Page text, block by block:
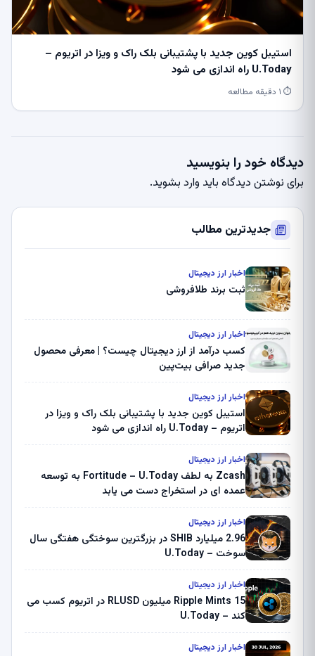
استیبل کوین جدید با پشتیبانی بلک راک و ویزا در اتریوم –
U.Today راه اندازی می شود
⏱ ۱ دقیقه مطالعه
دیدگاه خود را بنویسید
برای نوشتن دیدگاه باید وارد بشوید.
جدیدترین مطالب
اخبار ارز دیجیتال
ثبت برند طلافروشی
اخبار ارز دیجیتال
کسب درآمد از ارز دیجیتال چیست؟ | معرفی محصول
جدید صرافی بیت‌پین
اخبار ارز دیجیتال
استیبل کوین جدید با پشتیبانی بلک راک و ویزا در
اتریوم – U.Today راه اندازی می شود
اخبار ارز دیجیتال
Zcash به لطف Fortitude – U.Today به توسعه
عمده ای در استخراج دست می یابد
اخبار ارز دیجیتال
2.96 میلیارد SHIB در بزرگترین سوختگی هفتگی سال
سوخت – U.Today
اخبار ارز دیجیتال
Ripple Mints 15 میلیون RLUSD در اتریوم کسب می
کند – U.Today
اخبار ارز دیجیتال